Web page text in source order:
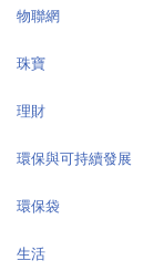
物聯網
珠寶
理財
環保與可持續發展
環保袋
生活